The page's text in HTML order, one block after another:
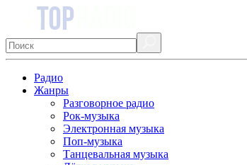
Радио
Жанры
Разговорное радио
Рок-музыка
Электронная музыка
Поп-музыка
Танцевальная музыка